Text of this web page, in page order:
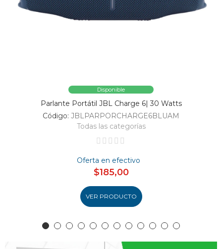
Disponible
Parlante Portátil JBL Charge 6| 30 Watts
Código: JBLPARPORCHARGE6BLUAM
Todas las categorías
Oferta en efectivo
$185,00
VER PRODUCTO